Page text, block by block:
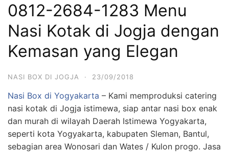
0812-2684-1283 Menu
Nasi Kotak di Jogja dengan
Kemasan yang Elegan
NASI BOX DI JOGJA · 23/09/2018
Nasi Box di Yogyakarta – Kami memproduksi catering
nasi kotak di Jogja istimewa, siap antar nasi box enak
dan murah di wilayah Daerah Istimewa Yogyakarta,
seperti kota Yogyakarta, kabupaten Sleman, Bantul,
sebagian area Wonosari dan Wates / Kulon progo. Jasa